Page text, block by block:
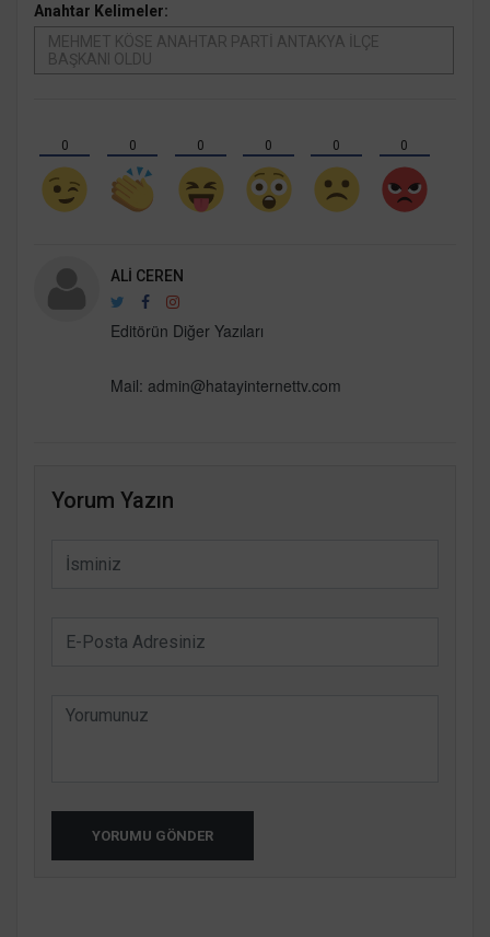
Anahtar Kelimeler:
MEHMET KÖSE ANAHTAR PARTİ ANTAKYA İLÇE
BAŞKANI OLDU
0 0 0 0 0 0
ALI CEREN
Editörün Diğer Yazıları
Mail: admin@hatayinternettv.com
Yorum Yazın
YORUMU GÖNDER